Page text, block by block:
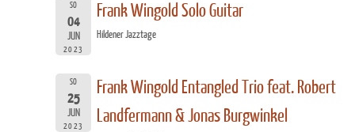
SO
04
JUN
2023
Frank Wingold Solo Guitar
Hildener Jazztage
SO
25
JUN
2023
Frank Wingold Entangled Trio feat. Robert
Landfermann & Jonas Burgwinkel